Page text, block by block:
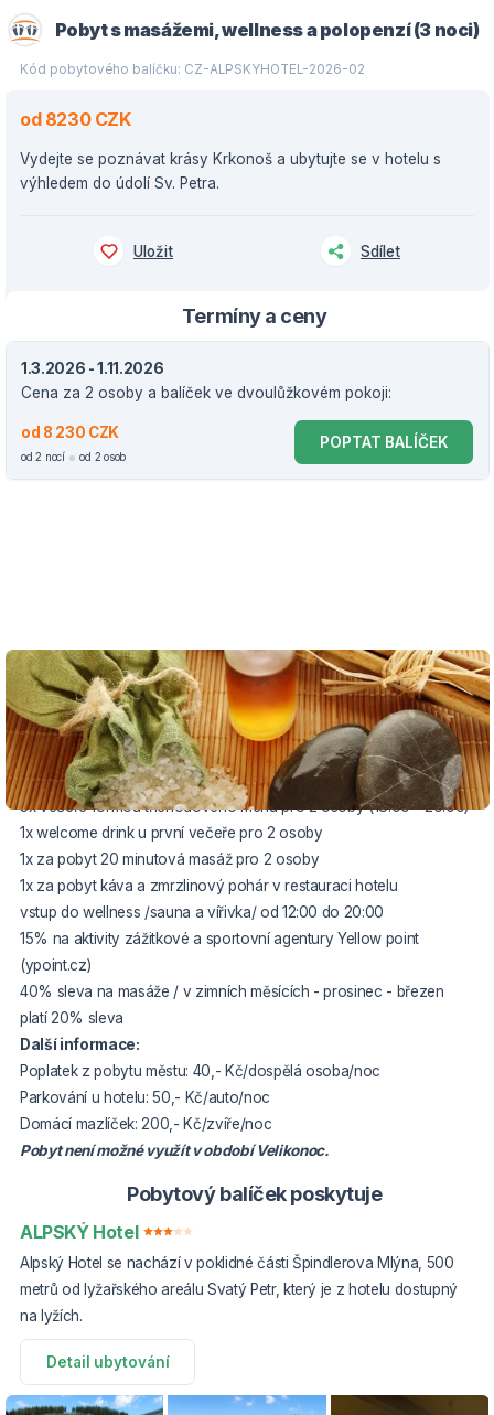
Pobyt s masážemi, wellness a polopenzí (3 noci)
Kód pobytového balíčku: CZ-ALPSKYHOTEL-2026-02
od 8230 CZK
Vydejte se poznávat krásy Krkonoš a ubytujte se v hotelu s
výhledem do údolí Sv. Petra.
Uložit Sdílet
Termíny a ceny
1.3.2026 - 1.11.2026
Cena za 2 osoby a balíček ve dvoulůžkovém pokoji:
od 8 230 CZK
od 2 nocí od 2 osob
POPTAT BALÍČEK
VOUCHER DO 1.11.2026
Balíček zahrnuje:
3x ubytování pro 2 osoby
3x snídaně formou bufetu pro 2 osoby
3x večeře formou tříchodového menu pro 2 osoby (18:00 - 20:00)
1x welcome drink u první večeře pro 2 osoby
1x za pobyt 20 minutová masáž pro 2 osoby
1x za pobyt káva a zmrzlinový pohár v restauraci hotelu
vstup do wellness /sauna a vířivka/ od 12:00 do 20:00
15% na aktivity zážitkové a sportovní agentury Yellow point
(ypoint.cz)
40% sleva na masáže / v zimních měsících - prosinec - březen
platí 20% sleva
Další informace:
Poplatek z pobytu městu: 40,- Kč/dospělá osoba/noc
Parkování u hotelu: 50,- Kč/auto/noc
Domácí mazlíček: 200,- Kč/zvíře/noc
Pobyt není možné využít v období Velikonoc.
Pobytový balíček poskytuje
ALPSKÝ Hotel
Alpský Hotel se nachází v poklidné části Špindlerova Mlýna, 500
metrů od lyžařského areálu Svatý Petr, který je z hotelu dostupný
na lyžích.
Detail ubytování